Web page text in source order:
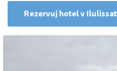
Rezervuj hotel v